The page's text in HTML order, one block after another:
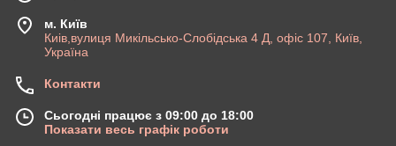
м. Київ
Киів,вулиця Микільсько-Слобідська 4 Д, офіс 107, Київ,
Україна
Контакти
Сьогодні працює з 09:00 до 18:00
Показати весь графік роботи